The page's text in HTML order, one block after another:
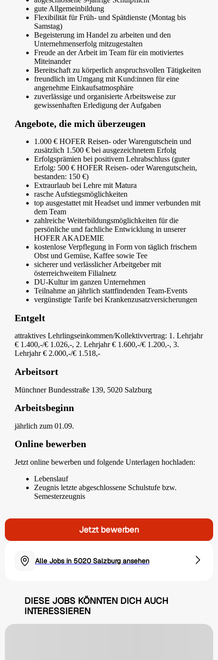
gute Allgemeinbildung
Flexibilität für Früh- und Spätdienste (Montag bis
Samstag)
Begeisterung im Handel zu arbeiten und den
Unternehmenserfolg mitzugestalten
Freude an der Arbeit im Team für ein motiviertes
Miteinander
Bereitschaft zu körperlich anspruchsvollen Tätigkeiten
freundlich im Umgang mit Kund:innen für eine
angenehme Einkaufsatmosphäre
zuverlässige und organisierte Arbeitsweise zur
gewissenhaften Erledigung der Aufgaben
Angebote, die mich überzeugen
1.000 € HOFER Reisen- oder Warengutschein und
zusätzlich 1.500 € bei ausgezeichnetem Erfolg
Erfolgsprämien bei positivem Lehrabschluss (guter
Erfolg: 500 € HOFER Reisen- oder Warengutschein,
bestanden: 150 €)
Extraurlaub bei Lehre mit Matura
rasche Aufstiegsmöglichkeiten
top ausgestattet mit Headset und immer verbunden mit
dem Team
zahlreiche Weiterbildungsmöglichkeiten für die
persönliche und fachliche Entwicklung in unserer
HOFER AKADEMIE
kostenlose Verpflegung in Form von täglich frischem
Obst und Gemüse, Kaffee sowie Tee
sicherer und verlässlicher Arbeitgeber mit
österreichweitem Filialnetz
DU-Kultur im ganzen Unternehmen
Teilnahme an jährlich stattfindenden Team-Events
vergünstigte Tarife bei Krankenzusatzversicherungen
Entgelt
attraktives Lehrlingseinkommen/Kollektivvertrag: 1. Lehrjahr
€ 1.400,-/€ 1.026,-, 2. Lehrjahr € 1.600,-/€ 1.200,-, 3.
Lehrjahr € 2.000,-/€ 1.518,-
Arbeitsort
Münchner Bundesstraße 139, 5020 Salzburg
Arbeitsbeginn
jährlich zum 01.09.
Online bewerben
Jetzt online bewerben und folgende Unterlagen hochladen:
Lebenslauf
Zeugnis letzte abgeschlossene Schulstufe bzw.
Semesterzeugnis
Jetzt bewerben
Alle Jobs in 5020 Salzburg ansehen
DIESE JOBS KÖNNTEN DICH AUCH
INTERESSIEREN